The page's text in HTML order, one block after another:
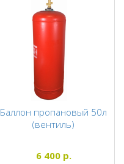
Баллон пропановый 50л
(вентиль)
6 400р.